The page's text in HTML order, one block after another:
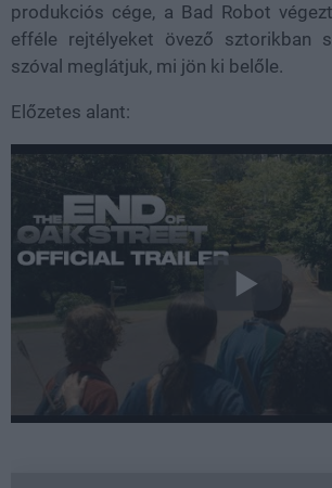
produkciós cége, a Bad Robot
efféle rejtélyeket övező sztorikban
szóval meglátjuk, mi jön ki belőle.
Előzetes alant: